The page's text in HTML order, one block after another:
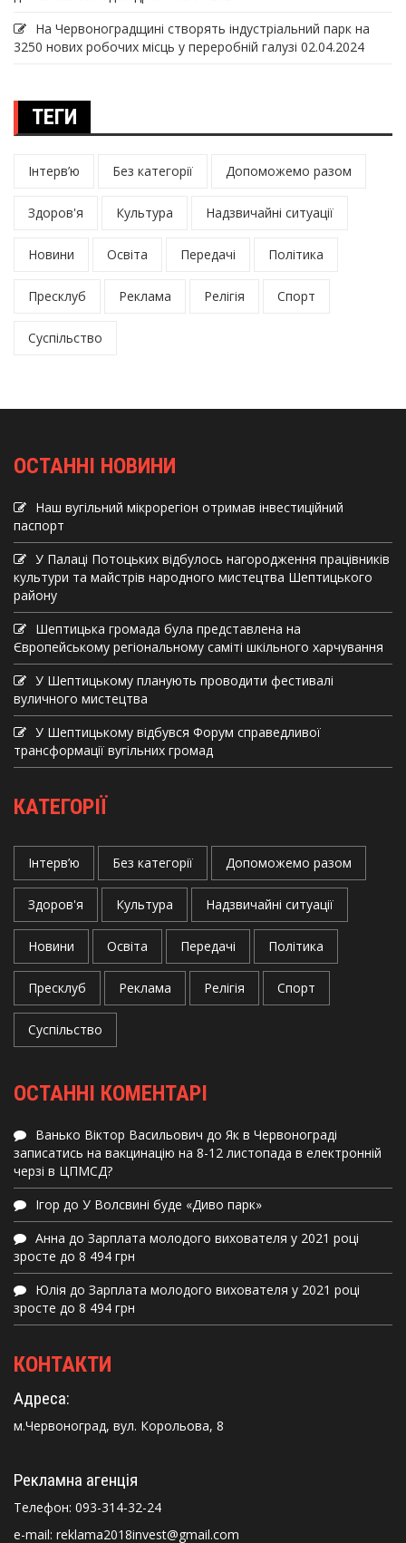
На Червоноградщині створять індустріальний парк на
3250 нових робочих місць у переробній галузі 02.04.2024
ТЕГИ
Інтерв’ю Без категорії Допоможемо разом
Здоров'я Культура Надзвичайні ситуації
Новини Освіта Передачі Політика
Пресклуб Реклама Релігія Спорт
Суспільство
ОСТАННІ НОВИНИ
Наш вугільний мікрорегіон отримав інвеcтиційний
паспорт
У Палаці Потоцьких відбулось нагородження працівників
культури та майстрів народного мистецтва Шептицького
району
Шептицька громада була представлена на
Європейському регіональному саміті шкільного харчування
У Шептицькому планують проводити фестивалі
вуличного мистецтва
У Шептицькому відбувся Форум справедливої
трансформації вугільних громад
КАТЕГОРІЇ
Інтерв’ю Без категорії Допоможемо разом
Здоров'я Культура Надзвичайні ситуації
Новини Освіта Передачі Політика
Пресклуб Реклама Релігія Спорт
Суспільство
ОСТАННІ КОМЕНТАРІ
Ванько Віктор Васильович до Як в Червонограді
записатись на вакцинацію на 8-12 листопада в електронній
черзі в ЦПМСД?
Ігор до У Волсвині буде «Диво парк»
Анна до Зарплата молодого вихователя у 2021 році
зросте до 8 494 грн
Юлія до Зарплата молодого вихователя у 2021 році
зросте до 8 494 грн
КОНТАКТИ
Адреса:
м.Червоноград, вул. Корольова, 8
Рекламна агенція
Телефон: 093-314-32-24
e-mail: reklama2018invest@gmail.com